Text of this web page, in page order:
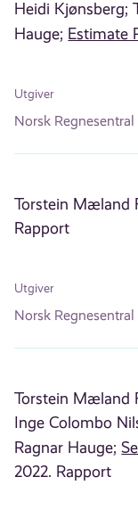
Heidi Kjønsberg;
Hauge; Estimate
Utgiver
Norsk Regnesentral
Torstein Mæland
Rapport
Utgiver
Norsk Regnesentral
Torstein Mæland
Inge Colombo
Ragnar Hauge;
2022. Rapport